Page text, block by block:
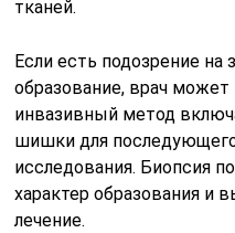
тканей.
Если есть подозрение на
образование, врач может
инвазивный метод
шишки для последующего
исследования. Биопсия
характер образования и
лечение.